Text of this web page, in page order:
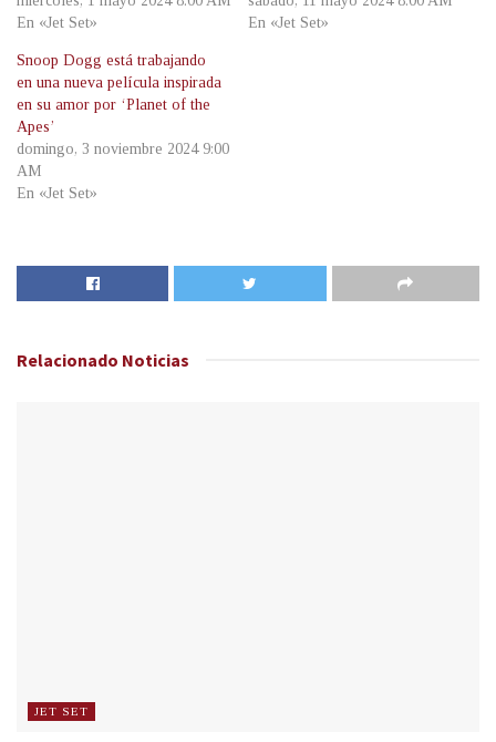
En «Jet Set»
En «Jet Set»
Snoop Dogg está trabajando
en una nueva película inspirada
en su amor por ‘Planet of the
Apes’
domingo, 3 noviembre 2024 9:00
AM
En «Jet Set»
Relacionado Noticias
JET SET